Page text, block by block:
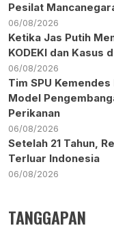
Pesilat
06/08/2026
Ketika Jas Putih
KODEKI dan Kasus
06/08/2026
Tim SPU
Model
Perikanan
06/08/2026
Setelah 21 Tahun,
Terluar Indonesia
06/08/2026
TANGGAPAN